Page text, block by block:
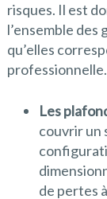
risques. Il est
l’ensemble des
qu’elles
Les
couvrir un
de pertes